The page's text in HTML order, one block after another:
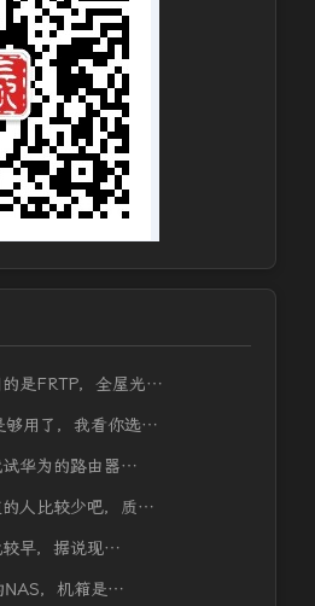
是FRTP，全屋光…
够用了，我看你选…
试华为的路由器…
的人比较少吧，质…
较早，据说现…
NAS，机箱是…